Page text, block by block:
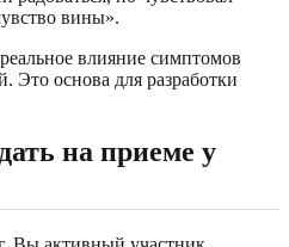
вины».
влияние симптомов
Это основа для разработки
на приеме у